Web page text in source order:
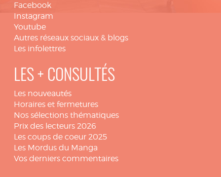
Facebook
Instagram
Youtube
Autres réseaux sociaux & blogs
Les infolettres
LES + CONSULTÉS
Les nouveautés
Horaires et fermetures
Nos sélections thématiques
Prix des lecteurs 2026
Les coups de coeur 2025
Les Mordus du Manga
Vos derniers commentaires